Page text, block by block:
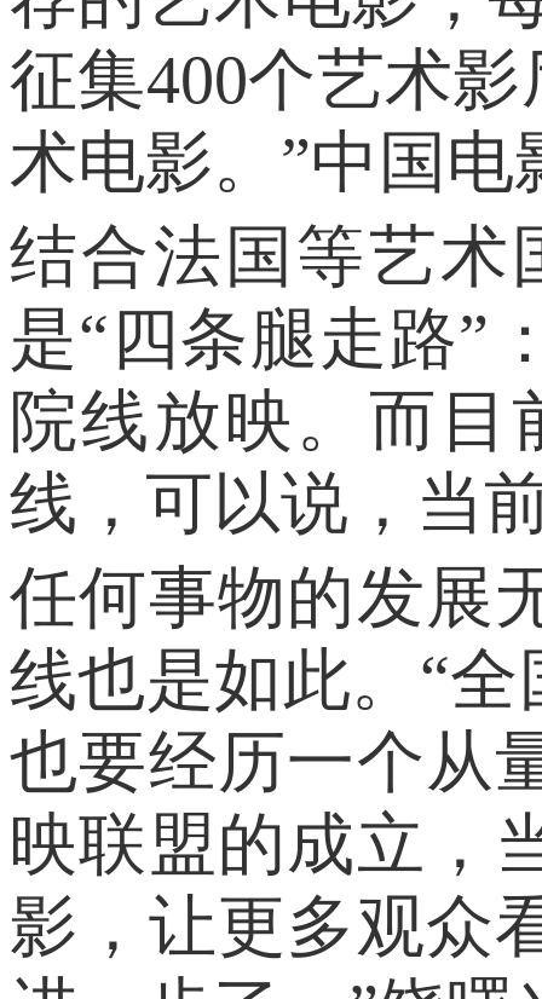
征集400个艺术
术电影。”中国
结合法国等艺术
是“四条腿走路”
院线放映。而
线，可以说，当
任何事物的发展
线也是如此。“
也要经历一个从
映联盟的成立，
影，让更多观众